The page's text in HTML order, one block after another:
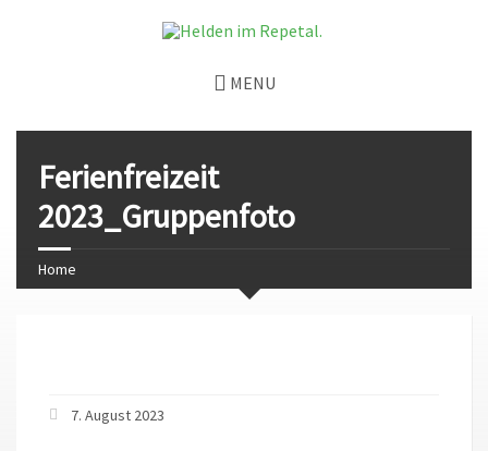
MENU
Ferienfreizeit
2023_Gruppenfoto
Home
7. August 2023